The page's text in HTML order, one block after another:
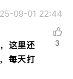
09-01 22:44
这里还
每天打
3